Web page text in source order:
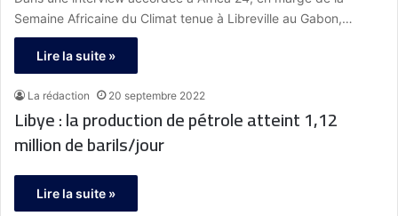
Semaine Africaine du Climat tenue à Libreville au Gabon,…
Lire la suite »
La rédaction 20 septembre 2022
Libye : la production de pétrole atteint 1,12
million de barils/jour
Lire la suite »